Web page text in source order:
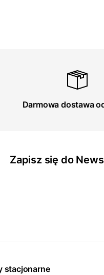
Darmowa dostawa
Zapisz się do
stacjonarne